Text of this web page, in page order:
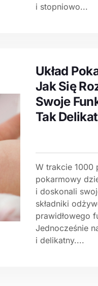
i stopniowo...
Układ
Jak Się
Swoje
Tak
W trakcie 1000
pokarmowy
i doskonali
składniki
prawidłowego
Jednocześnie
i delikatny....